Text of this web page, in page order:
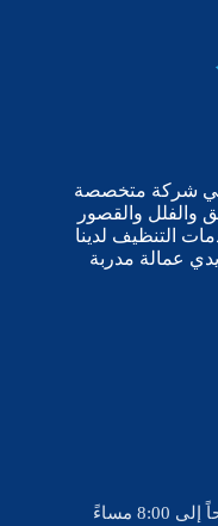
شركة متخصصة
والفلل والقصور
التنظيف لدينا
عمالة مدربة